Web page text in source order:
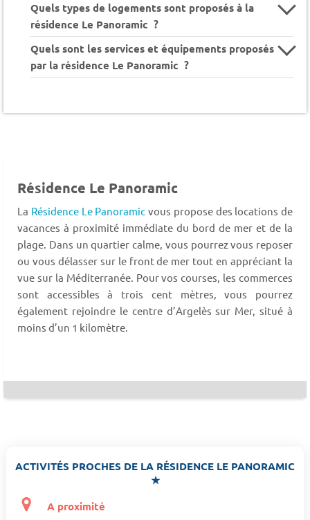
Quels types de logements sont proposés à la
résidence Le Panoramic ?
Quels sont les services et équipements proposés
par la résidence Le Panoramic ?
Résidence Le Panoramic
La Résidence Le Panoramic vous propose des locations de
vacances à proximité immédiate du bord de mer et de la
plage. Dans un quartier calme, vous pourrez vous reposer
ou vous délasser sur le front de mer tout en appréciant la
vue sur la Méditerranée. Pour vos courses, les commerces
sont accessibles à trois cent mètres, vous pourrez
également rejoindre le centre d’Argelès sur Mer, situé à
moins d’un 1 kilomètre.
ACTIVITÉS PROCHES DE LA RÉSIDENCE LE PANORAMIC
★
A proximité